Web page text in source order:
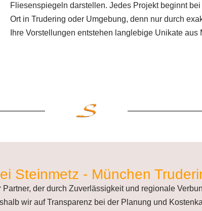
Fliesenspiegeln darstellen. Jedes Projekt beginnt
Ort in Trudering oder Umgebung, denn nur durch
Ihre Vorstellungen entstehen langlebige Unikate aus
Steinmetz - München
der durch Zuverlässigkeit und regionale
wir auf Transparenz bei der Planung und